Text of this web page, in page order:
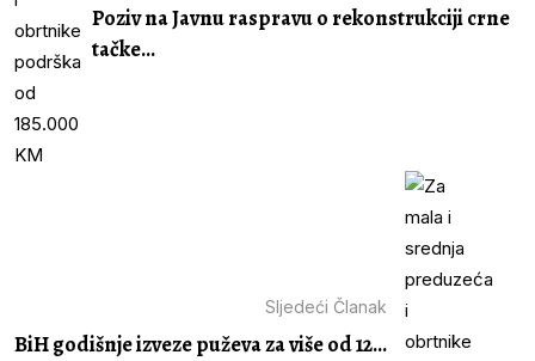
Poziv na Javnu raspravu o rekonstrukciji crne
tačke...
Sljedeći Članak
BiH godišnje izveze puževa za više od 12...